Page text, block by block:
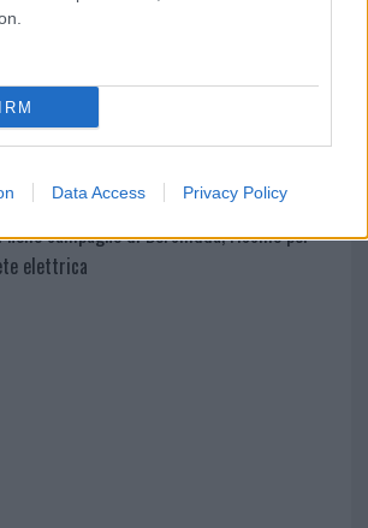
Data Access Privacy Policy
caffè impeccabile: come scegliere la
Pino, la fine di un lungo dolore: storia e
nelle campagne di Berchidda, rischio per
elettrica